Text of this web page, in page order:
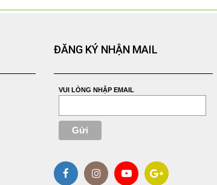
ĐĂNG KÝ NHẬN MAIL
VUI LÒNG NHẬP EMAIL